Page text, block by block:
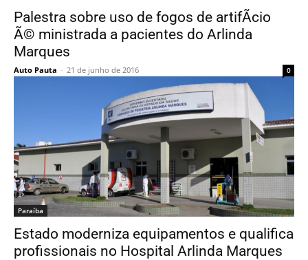
Palestra sobre uso de fogos de artifÃ­cio
Ã© ministrada a pacientes do Arlinda
Marques
Auto Pauta - 21 de junho de 2016 0
Paraí­ba
Estado moderniza equipamentos e qualifica
profissionais no Hospital Arlinda Marques